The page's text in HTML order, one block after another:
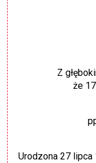
Z
że
Urodzona 27 lipca